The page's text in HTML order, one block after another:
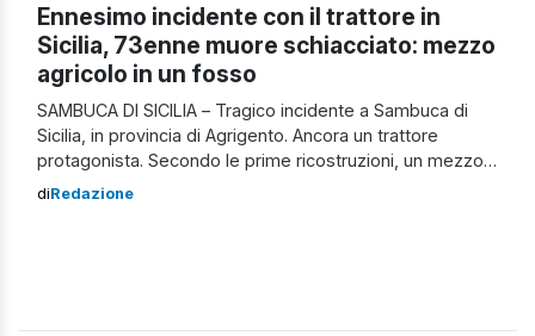
Ennesimo incidente con il trattore in
Sicilia, 73enne muore schiacciato: mezzo
agricolo in un fosso
SAMBUCA DI SICILIA – Tragico incidente a Sambuca di
Sicilia, in provincia di Agrigento. Ancora un trattore
protagonista. Secondo le prime ricostruzioni, un mezzo
agricolo sarebbe caduto in un fosso in contrada Balata,
diRedazione